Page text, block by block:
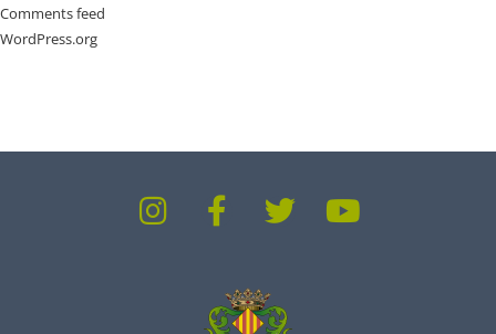
Comments feed
WordPress.org